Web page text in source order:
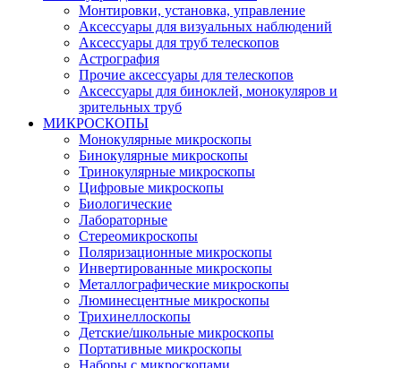
Монтировки, установка, управление
Аксессуары для визуальных наблюдений
Аксессуары для труб телескопов
Астрография
Прочие аксессуары для телескопов
Аксессуары для биноклей, монокуляров и
зрительных труб
МИКРОСКОПЫ
Монокулярные микроскопы
Бинокулярные микроскопы
Тринокулярные микроскопы
Цифровые микроскопы
Биологические
Лабораторные
Стереомикроскопы
Поляризационные микроскопы
Инвертированные микроскопы
Металлографические микроскопы
Люминесцентные микроскопы
Трихинеллоскопы
Детские/школьные микроскопы
Портативные микроскопы
Наборы с микроскопами